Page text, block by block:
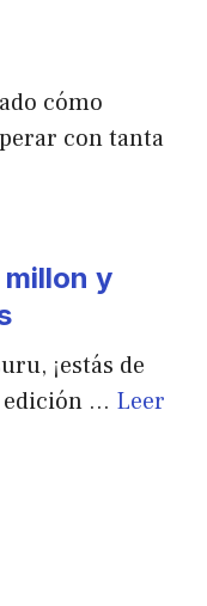
cómo
con tanta
y
¡estás de
edición … Leer